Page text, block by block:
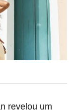
revelou um